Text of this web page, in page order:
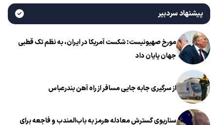
پیشنهاد سردبیر
مورخ صهیونیست: شکست آمریکا در ایران، به نظم تک قطبی
جهان پایان داد
از سرگیری جابه جایی مسافر از راه آهن بندرعباس
سناریوی گسترش معادله هرمز به باب‌المندب و فاجعه برای